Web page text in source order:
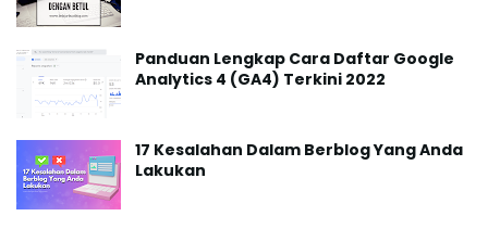
Panduan Lengkap Cara Daftar Google
Analytics 4 (GA4) Terkini 2022
17 Kesalahan Dalam Berblog Yang Anda
Lakukan